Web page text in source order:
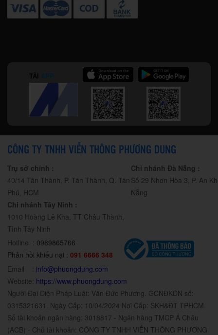
TẢI APP
CÔNG TY TNHH VIỄN THÔNG PHƯƠNG DUNG
Trụ sở chính :
40/14 Tân Thành, P. Tân Thành, Q. Tân
Phú, HCM
Chi nhánh Đà Nẵng :
Số 29 Nhơn Hòa 3, P. An
Nẵng
Chi nhánh Tây Ninh :
1010 Hoàng Lê Kha, TT Châu Thành,
Tỉnh Tây Ninh
Hotline : 0989865766
Phản hồi khiếu nại : 091 6666 348
Email : info@phuongdung.com
Website: https://www.phuongdung.com
Người Đại Diện Pháp Luật: Văn Đức Phương. GCNĐKDN số:
0315321631. Ngày Cấp: 10/04/2024 Nơi Cấp: SKH&ĐT TPHCM.
Số tài khoản ngân hàng: 3018817 - Ngân hàng TMCP Á Châu
(ACB) - Chủ tài khoản: CÔNG TY TNHH VIỄN THÔNG PHƯƠNG